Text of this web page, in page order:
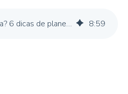
Sua vida um Jenga? 6 dicas de planejamento financeiro 8:59